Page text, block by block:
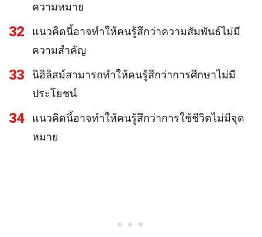
ความหมาย
32
แนวคิดนี้อาจทำให้คนรู้สึกว่าความสัมพันธ์ไม่มี
ความสำคัญ
33
นิฮิลิสม์สามารถทำให้คนรู้สึกว่าการศึกษาไม่มี
ประโยชน์
34
แนวคิดนี้อาจทำให้คนรู้สึกว่าการใช้ชีวิตไม่มีจุด
หมาย